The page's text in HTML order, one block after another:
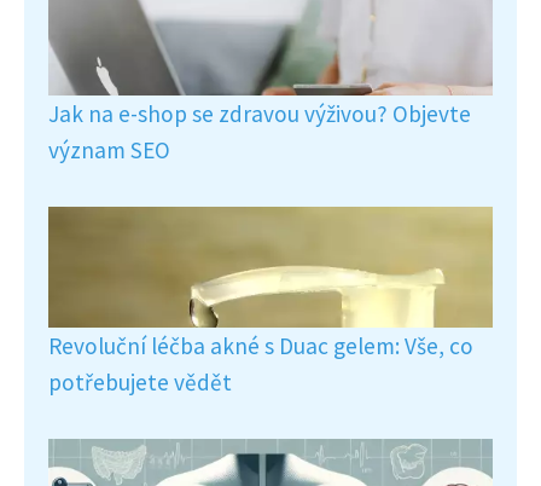
Jak na e-shop se zdravou výživou? Objevte
význam SEO
Revoluční léčba akné s Duac gelem: Vše, co
potřebujete vědět